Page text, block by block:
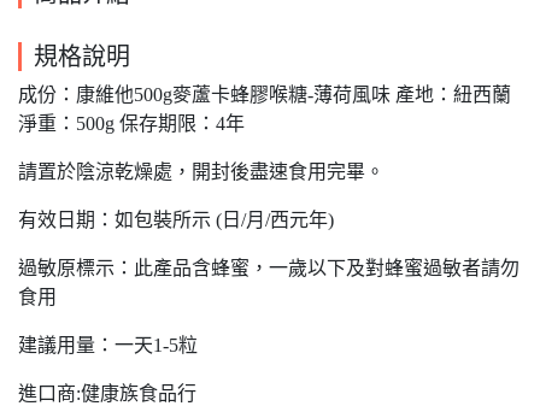
規格說明
成份：康維他500g麥蘆卡蜂膠喉糖-薄荷風味 產地：紐西蘭
淨重：500g 保存期限：4年
請置於陰涼乾燥處，開封後盡速食用完畢。
有效日期：如包裝所示 (日/月/西元年)
過敏原標示：此產品含蜂蜜，一歲以下及對蜂蜜過敏者請勿
食用
建議用量：一天1-5粒
進口商:健康族食品行